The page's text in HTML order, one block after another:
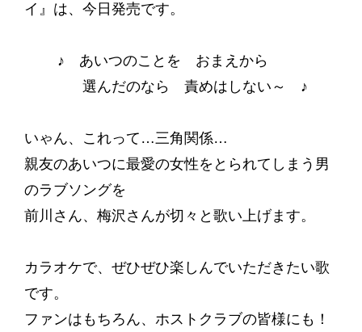
イ』は、今日発売です。
♪ あいつのことを おまえから
選んだのなら 責めはしない～ ♪
いゃん、これって…三角関係…
親友のあいつに最愛の女性をとられてしまう男
のラブソングを
前川さん、梅沢さんが切々と歌い上げます。
カラオケで、ぜひぜひ楽しんでいただきたい歌
です。
ファンはもちろん、ホストクラブの皆様にも！